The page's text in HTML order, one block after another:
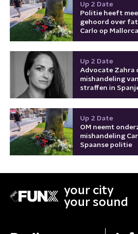
Up 2 Date
Politie heeft
gehoord over
Carlo op Mallorca
Up 2 Date
Advocate Zahra
mishandeling
straffen in
Up 2 Date
OM neemt
mishandeling
Spaanse politie
your city
your sound